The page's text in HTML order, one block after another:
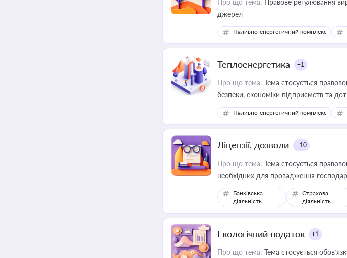
Про що тема: Правове регулювання
джерел
Паливно-енергетичний комплекс
Теплоенергетика +1
Про що тема: Тема стосується
безпеки, економіки підприємств та
Паливно-енергетичний комплекс
Ліцензії, дозволи +10
Про що тема: Тема стосується
необхідних для провадження
Банківська
діяльність
Страхова
діяльність
Екологічний податок +1
Про що тема: Тема стосується